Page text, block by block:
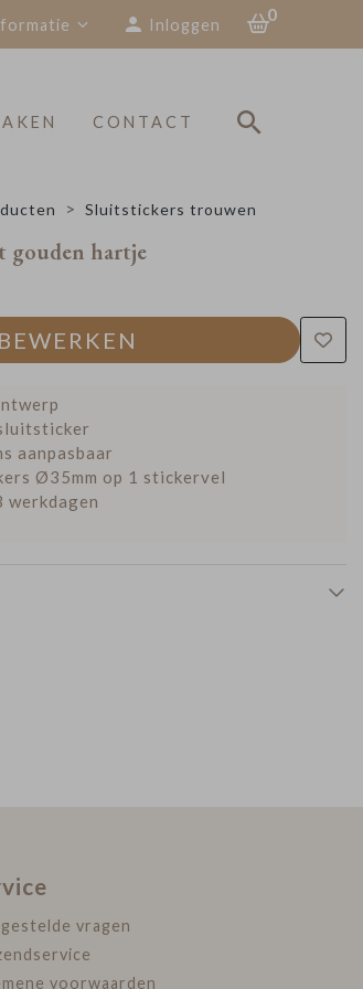
Inloggen
0
CONTACT
Sluitstickers trouwen
gouden hartje
BEWERKEN
aanpasbaar
Ø35mm op 1 stickervel
vragen
voorwaarden